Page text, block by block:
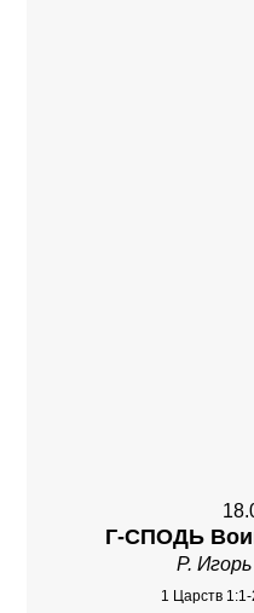
Г-СПОДЬ
Р.
1 Царств